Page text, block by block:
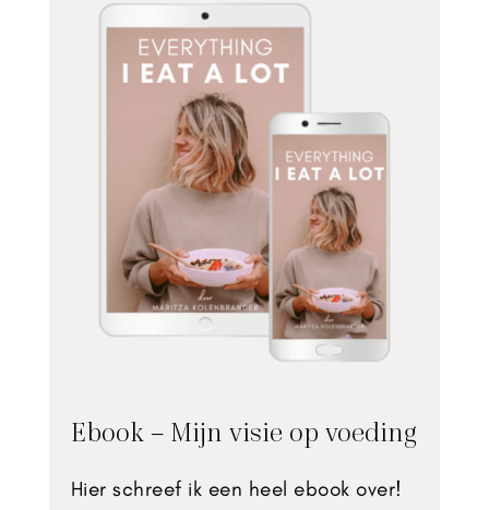
Ebook – Mijn visie op voeding
Hier schreef ik een heel ebook over!